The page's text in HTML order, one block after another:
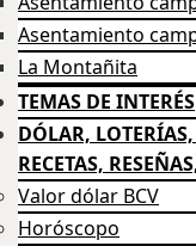
Asentamiento
La Montañita
TEMAS DE INTERÉS
DÓLAR,
RECETAS,
Valor dólar BCV
Horóscopo